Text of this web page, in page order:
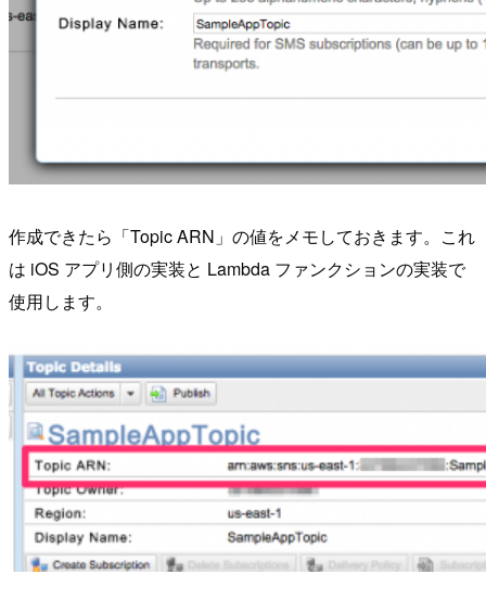
作成できたら「Topic ARN」の値をメモしておきます。これ
は iOS アプリ側の実装と Lambda ファンクションの実装で
使用します。